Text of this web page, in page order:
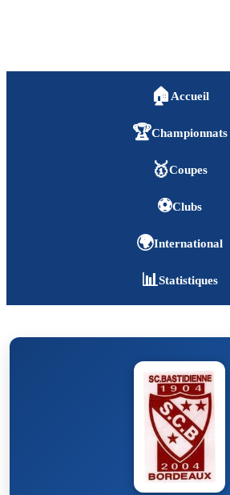
🏠 Accueil
🏆Championnats
🥇Coupes
⚽Clubs
🌍International
📊Statistiques